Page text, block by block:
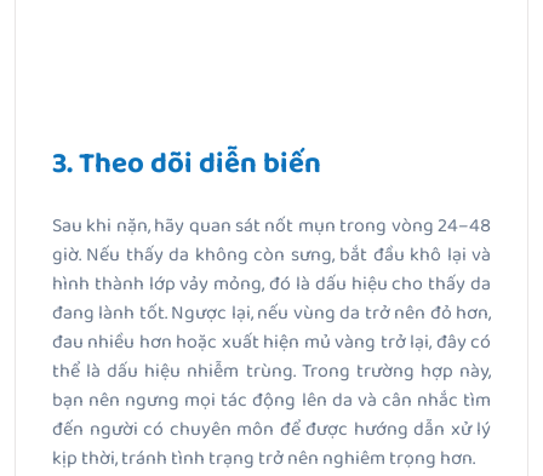
3. Theo dõi diễn biến
Sau khi nặn, hãy quan sát nốt mụn trong vòng 24–48
giờ. Nếu thấy da không còn sưng, bắt đầu khô lại và
hình thành lớp vảy mỏng, đó là dấu hiệu cho thấy da
đang lành tốt. Ngược lại, nếu vùng da trở nên đỏ hơn,
đau nhiều hơn hoặc xuất hiện mủ vàng trở lại, đây có
thể là dấu hiệu nhiễm trùng. Trong trường hợp này,
bạn nên ngưng mọi tác động lên da và cân nhắc tìm
đến người có chuyên môn để được hướng dẫn xử lý
kịp thời, tránh tình trạng trở nên nghiêm trọng hơn.